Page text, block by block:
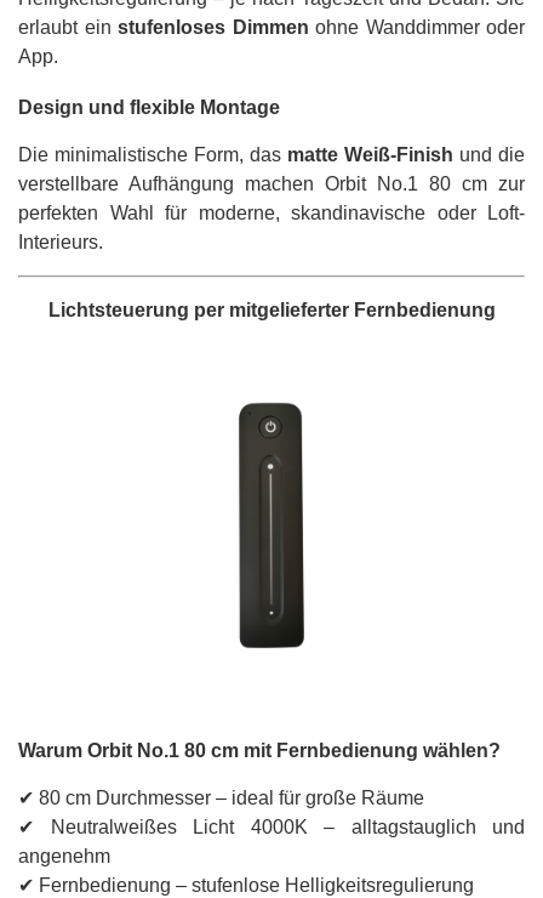
erlaubt ein stufenloses Dimmen ohne Wanddimmer oder
App.
Design und flexible Montage
Die minimalistische Form, das matte Weiß-Finish und die
verstellbare Aufhängung machen Orbit No.1 80 cm zur
perfekten Wahl für moderne, skandinavische oder Loft-
Interieurs.
Lichtsteuerung per mitgelieferter Fernbedienung
Warum Orbit No.1 80 cm mit Fernbedienung wählen?
✔ 80 cm Durchmesser – ideal für große Räume
✔ Neutralweißes Licht 4000K – alltagstauglich und
angenehm
✔ Fernbedienung – stufenlose Helligkeitsregulierung